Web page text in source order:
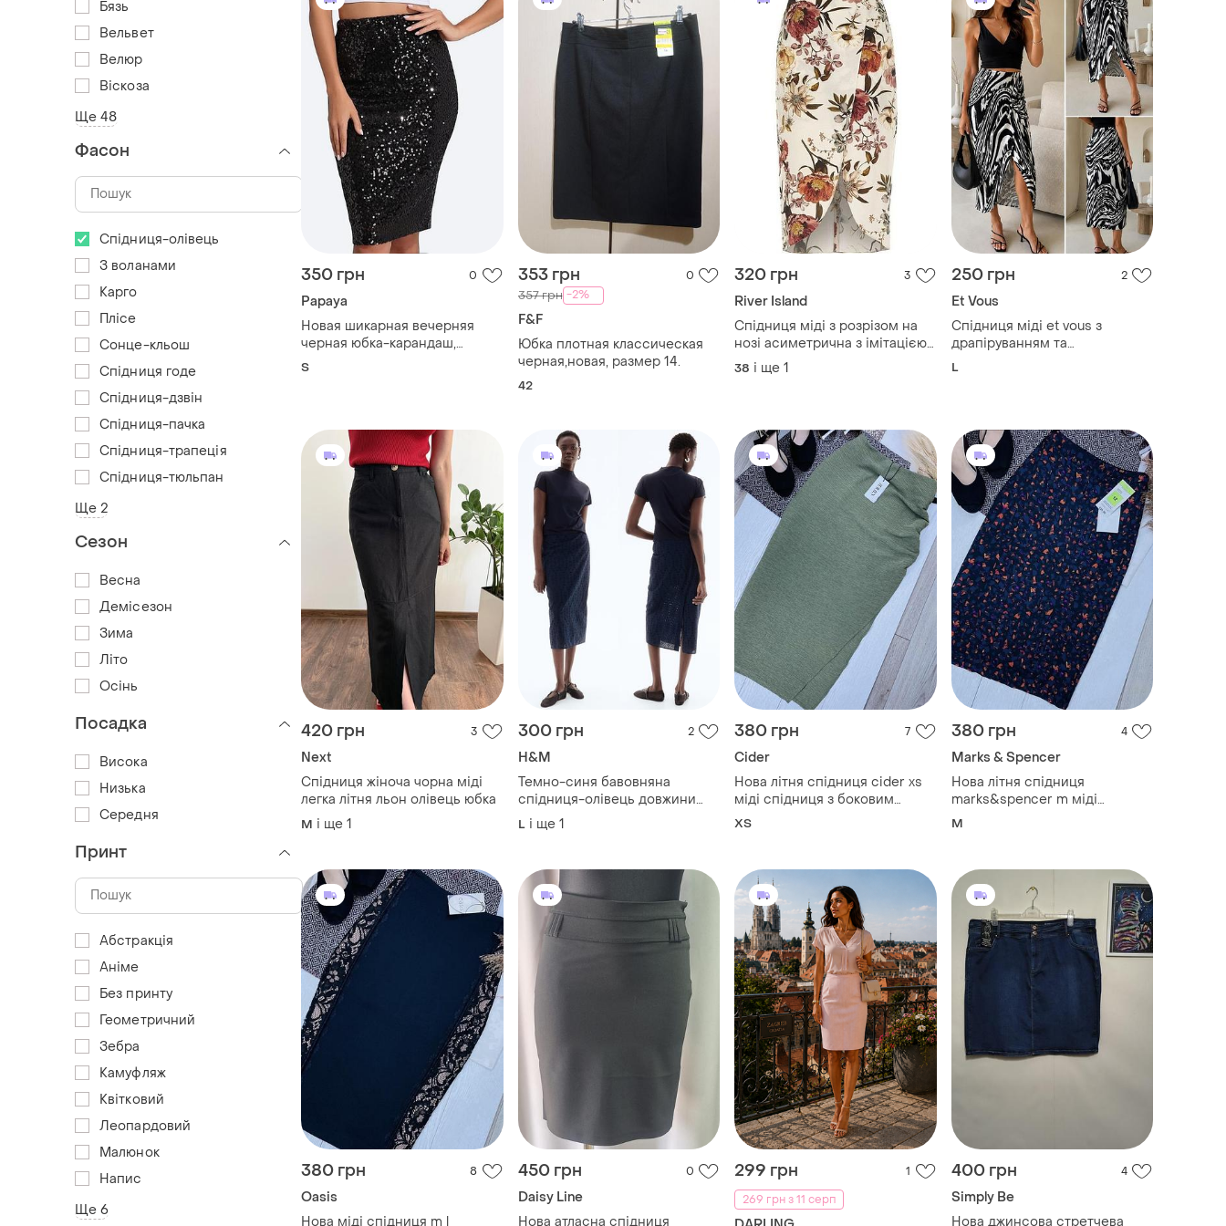
350 грн 0
Papaya
Новая шикарная вечерняя
черная юбка-карандаш,
полностью расшитая
8/36/s/44.
S
353 грн 0
357 грн -2%
F&F
Юбка плотная классическая
черная,новая, размер 14.
42
320 грн 3
River Island
Спідниця міді з розрізом на
нозі асиметрична з імітацією
запаху довга молочка бежева
у квітковий принт жіноча
38 і ще 1
250 грн 2
Et Vous
Спідниця міді et vous з
драпіруванням та
абстрактним принтом | uk 14 /
L
420 грн 3
Next
Спідниця жіноча чорна міді
легка літня льон олівець юбка
M і ще 1
300 грн 2
H&M
Темно-синя бавовняна
спідниця-олівець довжини
міді від h&m 💙💙
L і ще 1
380 грн 7
Cider
Нова літня спідниця cider xs
міді спідниця з боковим
розрізом оливкова спідниця
ХS
380 грн 4
Marks & Spencer
Нова літня спідниця
marks&spencer m міді
спідниця по фігурі тонка
M
380 грн 8
Oasis
Нова міді спідниця m l
450 грн 0
Daisy Line
Нова атласна спідниця
299 грн
1
269 грн з 11 серп
400 грн 4
Simply Be
Нова джинсова стретчева
Бязь
Вельвет
Велюр
Віскоза
Ще 48
Фасон
Спідниця-олівець
З воланами
Карго
Плісе
Сонце-кльош
Спідниця годе
Спідниця-дзвін
Спідниця-пачка
Спідниця-трапеція
Спідниця-тюльпан
Ще 2
Сезон
Весна
Демісезон
Зима
Літо
Осінь
Посадка
Висока
Низька
Середня
Принт
Абстракція
Аніме
Без принту
Геометричний
Зебра
Камуфляж
Квітковий
Леопардовий
Малюнок
Напис
Ще 6